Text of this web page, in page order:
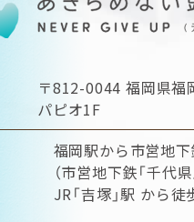
〒812-0044 福岡県福
パピオ1F
福岡駅から市営地
（市営地下鉄「千代
JR「吉塚」駅 から